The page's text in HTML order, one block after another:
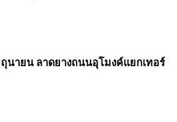
ถุนายน ลาดยางถนนอุโมงค์แยกเทอร์